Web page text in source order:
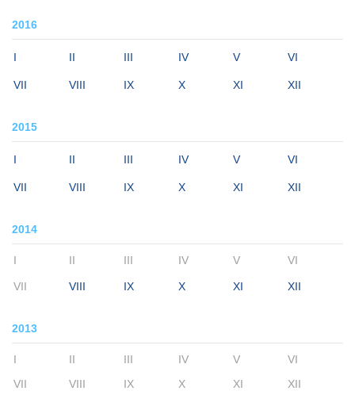
2016
I II III IV V VI
VII VIII IX X XI XII
2015
I II III IV V VI
VII VIII IX X XI XII
2014
I II III IV V VI
VII VIII IX X XI XII
2013
I II III IV V
VI
VII
VIII IX X XI XII